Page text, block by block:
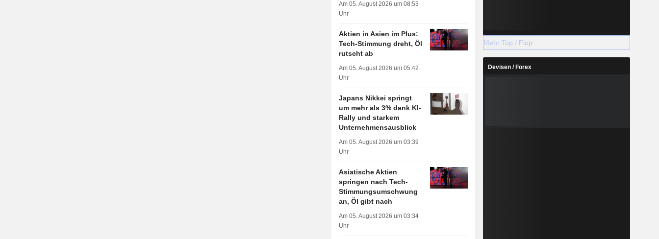
Am 05. August 2026 um 08:53
Uhr
Aktien in Asien im Plus:
Tech-Stimmung dreht, Öl
rutscht ab
Am 05. August 2026 um 05:42
Uhr
Japans Nikkei springt
um mehr als 3% dank KI-
Rally und starkem
Unternehmensausblick
Am 05. August 2026 um 03:39
Uhr
Asiatische Aktien
springen nach Tech-
Stimmungsumschwung
an, Öl gibt nach
Am 05. August 2026 um 03:34
Uhr
Mehr Top / Flop
Devisen / Forex